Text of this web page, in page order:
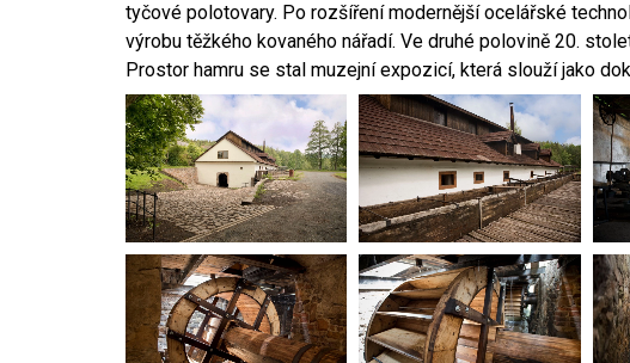
tyčové polotovary. Po rozšíření modernější ocelářské
výrobu těžkého kovaného nářadí. Ve druhé polovině 20.
Prostor hamru se stal muzejní expozicí, která slouží jako